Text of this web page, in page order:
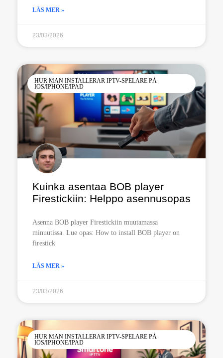
LÄS MER »
23/03/2026
HUR MAN INSTALLERAR IPTV-SPELARE PÅ
IOS/IPHONE/IPAD
Kuinka asentaa BOB player
Firestickiin: Helppo asennusopas
Asenna BOB player Firestickiin muutamassa
minuutissa. Lue opas: How to install BOB player on
firestick
LÄS MER »
23/03/2026
HUR MAN INSTALLERAR IPTV-SPELARE PÅ
IOS/IPHONE/IPAD